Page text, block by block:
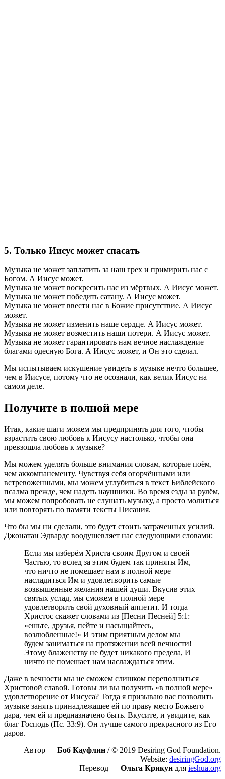
5. Только Иисус может спасать
Музыка не может заплатить за наш грех и примирить нас с
Богом. А Иисус может.
Музыка не может воскресить нас из мёртвых. А Иисус может.
Музыка не может победить сатану. А Иисус может.
Музыка не может ввести нас в Божие присутствие. А Иисус
может.
Музыка не может изменить наше сердце. А Иисус может.
Музыка не может возместить наши потери. А Иисус может.
Музыка не может гарантировать нам вечное наслаждение
благами одесную Бога. А Иисус может, и Он это сделал.
Мы испытываем искушение увидеть в музыке нечто большее,
чем в Иисусе, потому что не осознали, как велик Иисус на
самом деле.
Получите в полной мере
Итак, какие шаги можем мы предпринять для того, чтобы
взрастить свою любовь к Иисусу настолько, чтобы она
превзошла любовь к музыке?
Мы можем уделять больше внимания словам, которые поём,
чем аккомпанементу. Чувствуя себя огорчёнными или
встревоженными, мы можем углубиться в текст Библейского
псалма прежде, чем надеть наушники. Во время езды за рулём,
мы можем попробовать не слушать музыку, а просто молиться
или повторять по памяти тексты Писания.
Что бы мы ни сделали, это будет стоить затраченных усилий.
Джонатан Эдвардс воодушевляет нас следующими словами:
Если мы изберём Христа своим Другом и своей
Частью, то вслед за этим будем так приняты Им,
что ничто не помешает нам в полной мере
насладиться Им и удовлетворить самые
возвышенные желания нашей души. Вкусив этих
святых услад, мы сможем в полной мере
удовлетворить свой духовный аппетит. И тогда
Христос скажет словами из [Песни Песней] 5:1:
«ешьте, друзья, пейте и насыщайтесь,
возлюбленные!» И этим приятным делом мы
будем заниматься на протяжении всей вечности!
Этому блаженству не будет никакого предела, И
ничто не помешает нам наслаждаться этим.
Даже в вечности мы не сможем слишком переполниться
Христовой славой. Готовы ли вы получить «в полной мере»
удовлетворение от Иисуса? Тогда я призываю вас позволить
музыке занять принадлежащее ей по праву место Божьего
дара, чем ей и предназначено быть. Вкусите, и увидите, как
благ Господь (Пс. 33:9). Он лучше самого прекрасного из Его
даров.
Автор — Боб Кауфлин / © 2019 Desiring God Foundation.
Website: desiringGod.org
Перевод — Ольга Крикун для ieshua.org